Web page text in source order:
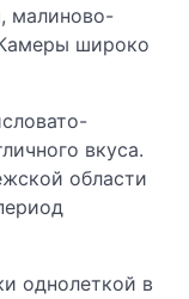
малиново-
широко
вкуса.
области
однолеткой в